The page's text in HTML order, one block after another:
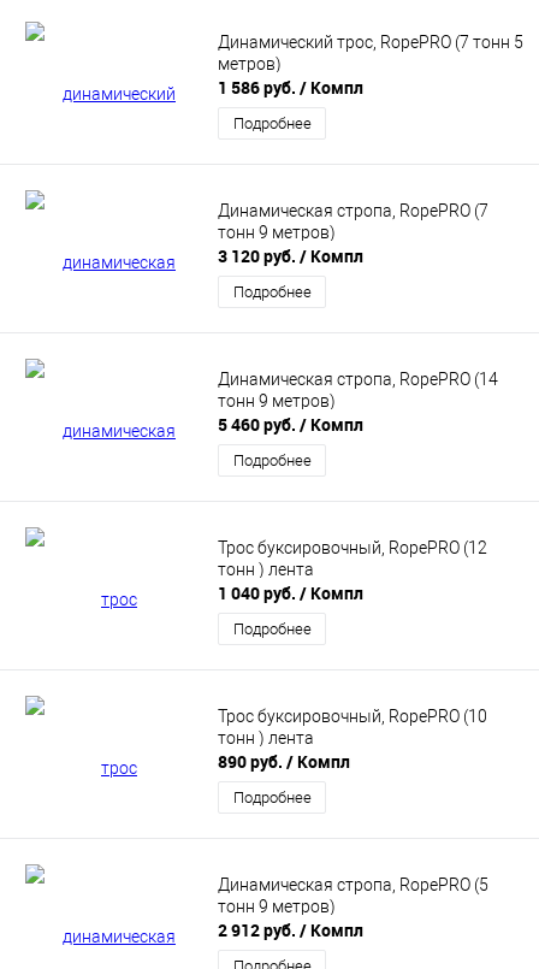
Динамический трос, RopePRO (7 тонн 5
метров)
1 586 руб. / Компл
Подробнее
Динамическая стропа, RopePRO (7
тонн 9 метров)
3 120 руб. / Компл
Подробнее
Динамическая стропа, RopePRO (14
тонн 9 метров)
5 460 руб. / Компл
Подробнее
Трос буксировочный, RopePRO (12
тонн ) лента
1 040 руб. / Компл
Подробнее
Трос буксировочный, RopePRO (10
тонн ) лента
890 руб. / Компл
Подробнее
Динамическая стропа, RopePRO (5
тонн 9 метров)
2 912 руб. / Компл